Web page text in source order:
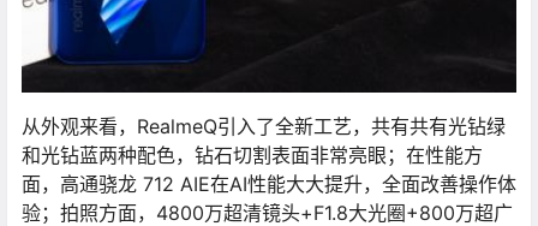
从外观来看，RealmeQ引入了全新工艺，共有共有光钻绿
和光钻蓝两种配色，钻石切割表面非常亮眼；在性能方
面，高通骁龙 712 AIE在AI性能大大提升，全面改善操作体
验；拍照方面，4800万超清镜头+F1.8大光圈+800万超广